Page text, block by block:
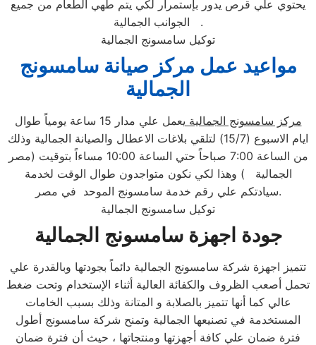
يحتوي علي قرص يدور بإستمرار لكي يتم طهي الطعام من جميع
الجوانب الجمالية .
توكيل سامسونج الجمالية
مواعيد عمل مركز صيانة سامسونج
الجمالية
مركز سامسونج الجمالية
يعمل علي مدار 15 ساعة يومياً طوال
ايام الاسبوع (15/7) لتلقي بلاغات الاعطال والصيانة الجمالية وذلك
من الساعة 7:00 صباحاً حتي الساعة 10:00 مساءاً بتوقيت (مصر
الجمالية ) وهذا لكي نكون متواجدون طوال الوقت لخدمة
سيادتكم علي رقم خدمة سامسونج الموحد في مصر.
توكيل سامسونج الجمالية
جودة اجهزة سامسونج الجمالية
تتميز اجهزة شركة سامسونج الجمالية دائماً بجودتها وبالقدرة علي
تحمل أصعب الظروف والكفائة العالية أثناء الإستخدام وتحت ضغط
عالي كما أنها تتميز بالصلابة و المتانة وذلك بسبب الخامات
المستخدمة في تصنيعها الجمالية وتمنح شركة سامسونج أطول
فترة ضمان علي كافة أجهزتها ومنتجاتها ، حيث أن فترة ضمان